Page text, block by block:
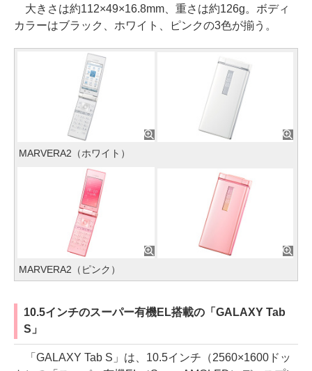
大きさは約112×49×16.8mm、重さは約126g。ボディ
カラーはブラック、ホワイト、ピンクの3色が揃う。
MARVERA2（ホワイト）
MARVERA2（ピンク）
10.5インチのスーパー有機EL搭載の「GALAXY Tab
S」
「GALAXY Tab S」は、10.5インチ（2560×1600ドッ